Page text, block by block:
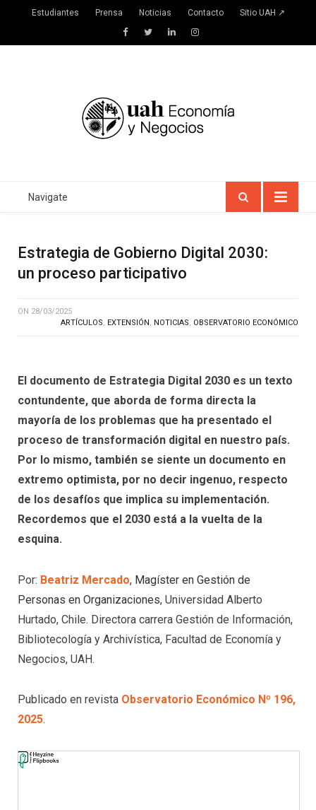
Estudiantes Prensa Noticias Contacto Sitio UAH ↗
FacebookTwitterLinkedInInstagram
Navigate
Estrategia de Gobierno Digital 2030:
un proceso participativo
ON 28/03/2025
ARTÍCULOS, EXTENSIÓN, NOTICIAS, OBSERVATORIO ECONÓMICO
El documento de Estrategia Digital 2030 es un texto
contundente, que aborda de forma directa la
mayoría de los problemas que ha presentado el
proceso de transformación digital en nuestro país.
Por lo mismo, también se siente un documento en
extremo optimista, por no decir ingenuo, respecto
de los desafíos que implica su implementación.
Recordemos que el 2030 está a la vuelta de la
esquina.
Por: Beatriz Mercado, Magíster en Gestión de
Personas en Organizaciones, Universidad Alberto
Hurtado, Chile. Directora carrera Gestión de Información,
Bibliotecología y Archivística, Facultad de Economía y
Negocios, UAH.
Publicado en revista Observatorio Económico Nº 196,
2025.